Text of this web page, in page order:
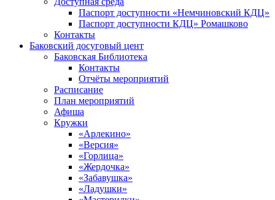
Паспорт доступности «Немчиновский КДЦ»
Паспорт доступности КДЦ» Ромашково
Контакты
Баковский досуговый цент
Баковская Библиотека
Контакты
Отчёты мероприятий
Расписание
План мероприятий
Афиша
Кружки
«Арлекино»
«Версия»
«Горлица»
«Жердочка»
«Забавушка»
«Ладушки»